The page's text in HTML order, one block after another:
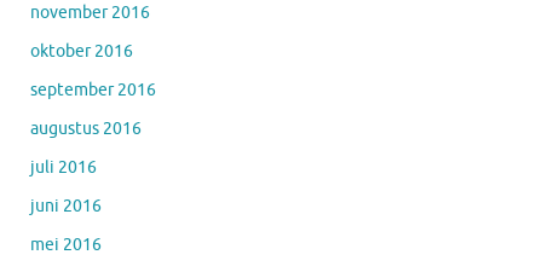
november 2016
oktober 2016
september 2016
augustus 2016
juli 2016
juni 2016
mei 2016